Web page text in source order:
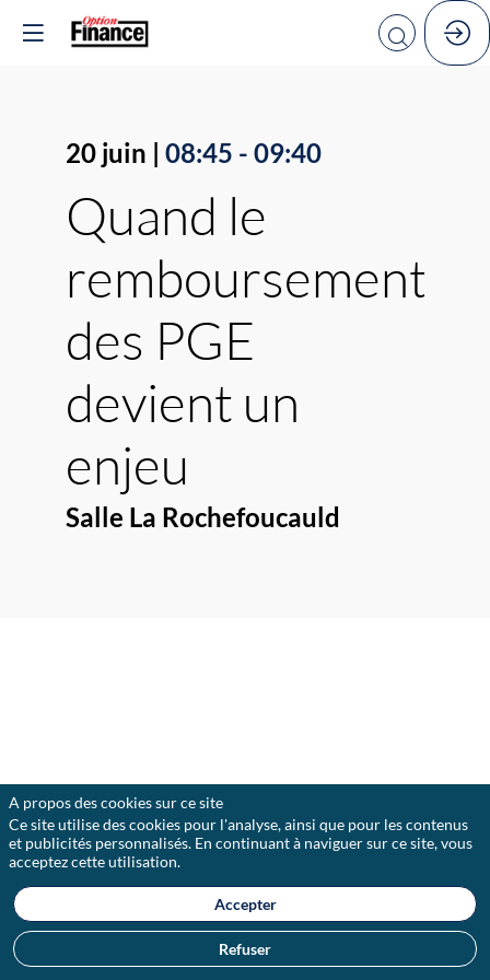
20 juin | 08:45 - 09:40
Quand le
remboursement
des PGE
devient un
enjeu
Salle La Rochefoucauld
prêts
garantis
par
l'État
peut
être
enjeu
important
A propos des cookies sur ce site
Ce site utilise des cookies pour l'analyse, ainsi que pour les contenus
et publicités personnalisés. En continuant à naviguer sur ce site, vous
acceptez cette utilisation.
Accepter
Refuser